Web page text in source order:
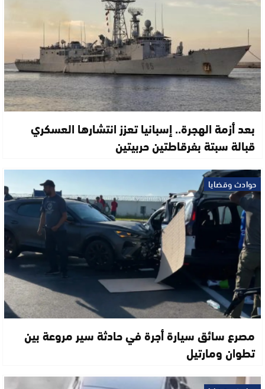
بعد أزمة الهجرة.. إسبانيا تعزز انتشارها العسكري
قبالة سبتة بفرقاطتين حربيتين
حوادث وقضايا
مصرع سائق سيارة أجرة في حادثة سير مروعة بين
تطوان ومارتيل